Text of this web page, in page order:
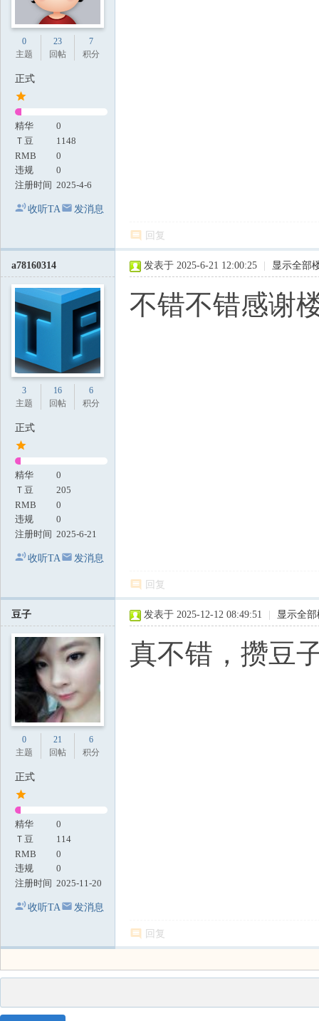
0
主题
23
回帖
7
积分
正式
精华
0
Ｔ豆
1148
RMB
0
违规
0
注册时间 2025-4-6
收听TA 发消息
回复
a78160314
3
主题
16
回帖
6
积分
正式
精华
0
Ｔ豆
205
RMB
0
违规
0
注册时间 2025-6-21
收听TA 发消息
发表于 2025-6-21 12:00:25 显示全部
不错不错感谢
回复
豆子
0
主题
21
回帖
6
积分
正式
精华
0
Ｔ豆
114
RMB
0
违规
0
注册时间 2025-11-20
收听TA 发消息
发表于 2025-12-12 08:49:51 显示全
真不错，攒豆
回复